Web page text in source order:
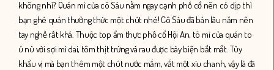
không nhỉ? Quán mì của cô Sáu nằm ngay cạnh phố cổ nên có dịp thì
bạn ghé quán thưởng thức một chút nhé! Cô Sáu đã bán lâu năm nên
tay nghề rất khá. Thuộc top ẩm thực phố cổ Hội An, tô mì của quán to
ú nù với sợi mì dai, tôm thịt trứng và rau được bày biện bắt mắt. Tùy
khẩu vị mà bạn thêm một chút nước mắm, vắt một xíu chanh, vậy là đã